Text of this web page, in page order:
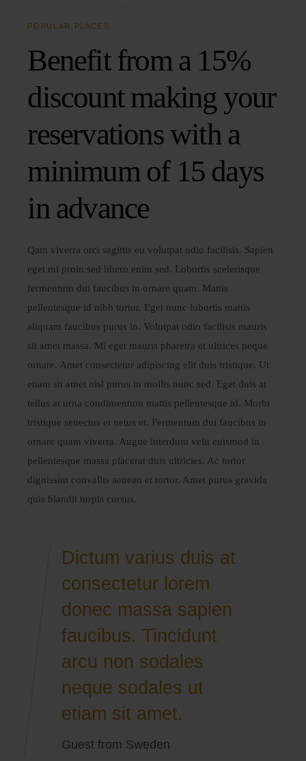
POPULAR PLACES
Benefit from a 15%
discount making your
reservations with a
minimum of 15 days
in advance
Qam viverra orci sagittis eu volutpat odio facilisis. Sapien
eget mi proin sed libero enim sed. Lobortis scelerisque
fermentum dui faucibus in ornare quam. Mattis
pellentesque id nibh tortor. Eget nunc lobortis mattis
aliquam faucibus purus in. Volutpat odio facilisis mauris
sit amet massa. Mi eget mauris pharetra et ultrices neque
ornare. Amet consectetur adipiscing elit duis tristique. Ut
etiam sit amet nisl purus in mollis nunc sed. Eget duis at
tellus at urna condimentum mattis pellentesque id. Morbi
tristique senectus et netus et. Fermentum dui faucibus in
ornare quam viverra. Augue interdum velit euismod in
pellentesque massa placerat duis ultricies. Ac tortor
dignissim convallis aenean et tortor. Amet purus gravida
quis blandit turpis cursus.
Dictum varius duis at
consectetur lorem
donec massa sapien
faucibus. Tincidunt
arcu non sodales
neque sodales ut
etiam sit amet.
Guest from Sweden